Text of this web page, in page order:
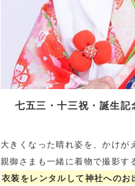
七五三・十三祝・誕生記
大きくなった晴れ姿を、かけが
親御さまも一緒に着物で撮影す
衣装をレンタルして神社へのお